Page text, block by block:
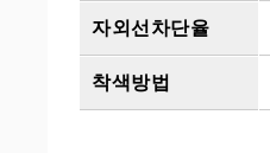
자외선차단율
착색방법